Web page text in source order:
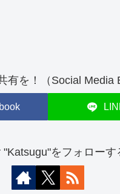
有を！（Social Media
"Katsugu"をフォローす